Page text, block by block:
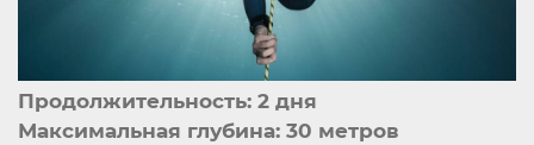
Продолжительность: 2 дня
Максимальная глубина: 30 метров